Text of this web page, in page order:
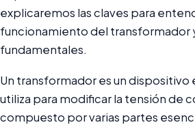
explicaremos las claves para
funcionamiento del transformador
fundamentales.
Un transformador es un dispositivo
utiliza para modificar la tensión de
compuesto por varias partes